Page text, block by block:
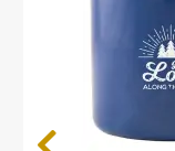
Previous